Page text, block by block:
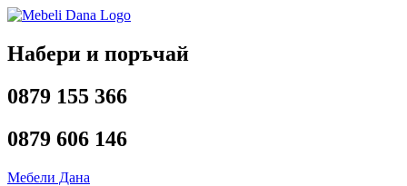
Напред
съдържанието
Набери и поръчай
0879 155 366
0879 606 146
Мебели Дана